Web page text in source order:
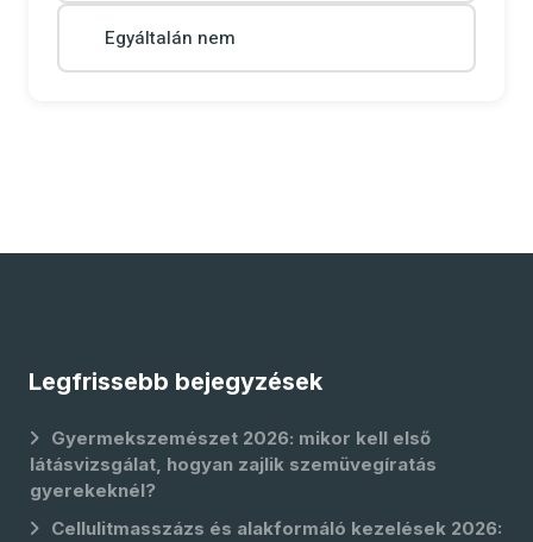
Egyáltalán nem
Legfrissebb bejegyzések
Gyermekszemészet 2026: mikor kell első
látásvizsgálat, hogyan zajlik szemüvegíratás
gyerekeknél?
Cellulitmasszázs és alakformáló kezelések 2026: